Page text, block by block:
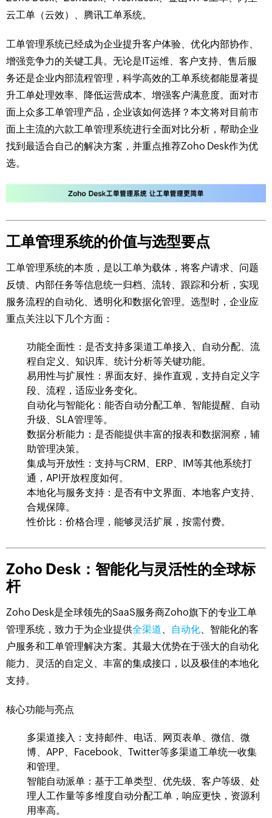
云工单（云效）、腾讯工单系统。
工单管理系统已经成为企业提升客户体验、优化内部协作、
增强竞争力的关键工具。无论是IT运维、客户支持、售后服
务还是企业内部流程管理，科学高效的工单系统都能显著提
升工单处理效率、降低运营成本、增强客户满意度。面对市
面上众多工单管理产品，企业该如何选择？本文将对目前市
面上主流的六款工单管理系统进行全面对比分析，帮助企业
找到最适合自己的解决方案，并重点推荐Zoho Desk作为优
选。
工单管理系统的价值与选型要点
工单管理系统的本质，是以工单为载体，将客户请求、问题
反馈、内部任务等信息统一归档、流转、跟踪和分析，实现
服务流程的自动化、透明化和数据化管理。选型时，企业应
重点关注以下几个方面：
功能全面性：是否支持多渠道工单接入、自动分配、流
程自定义、知识库、统计分析等关键功能。
易用性与扩展性：界面友好、操作直观，支持自定义字
段、流程，适应业务变化。
自动化与智能化：能否自动分配工单、智能提醒、自动
升级、SLA管理等。
数据分析能力：是否能提供丰富的报表和数据洞察，辅
助管理决策。
集成与开放性：支持与CRM、ERP、IM等其他系统打
通，API开放程度如何。
本地化与服务支持：是否有中文界面、本地客户支持、
合规保障。
性价比：价格合理，能够灵活扩展，按需付费。
Zoho Desk：智能化与灵活性的全球标
杆
Zoho Desk是全球领先的SaaS服务商Zoho旗下的专业工单
管理系统，致力于为企业提供全渠道 自动化 、智能化的客
户服务和工单管理解决方案。其最大优势在于强大的自动化
能力、灵活的自定义、丰富的集成接口，以及极佳的本地化
支持。
核心功能与亮点
多渠道接入：支持邮件、电话、网页表单、微信、微
博、APP、Facebook、Twitter等多渠道工单统一收集
和管理。
智能自动派单：基于工单类型、优先级、客户等级、处
理人工作量等多维度自动分配工单，响应更快，资源利
用率高。